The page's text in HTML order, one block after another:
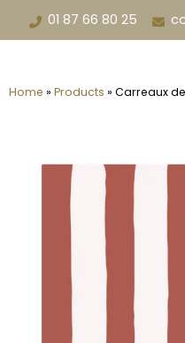
01 87 66 80 25
Home » Products » Carreaux